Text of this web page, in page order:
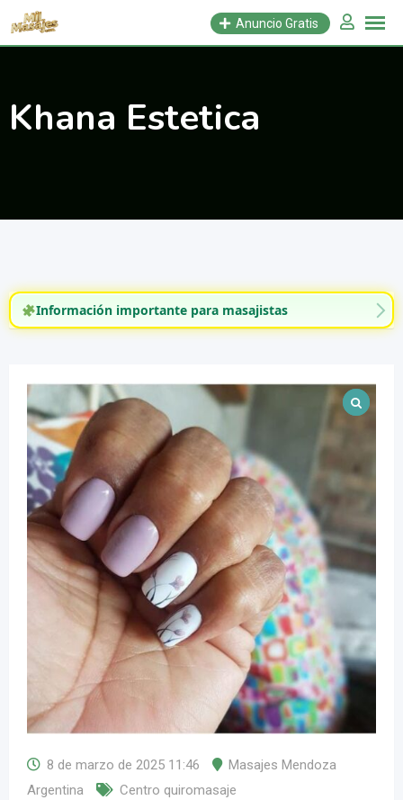
Saltar
Anuncio Gratis
Khana Estetica
Información importante para masajistas
8 de marzo de 2025 11:46
Masajes Mendoza
Argentina
Centro quiromasaje